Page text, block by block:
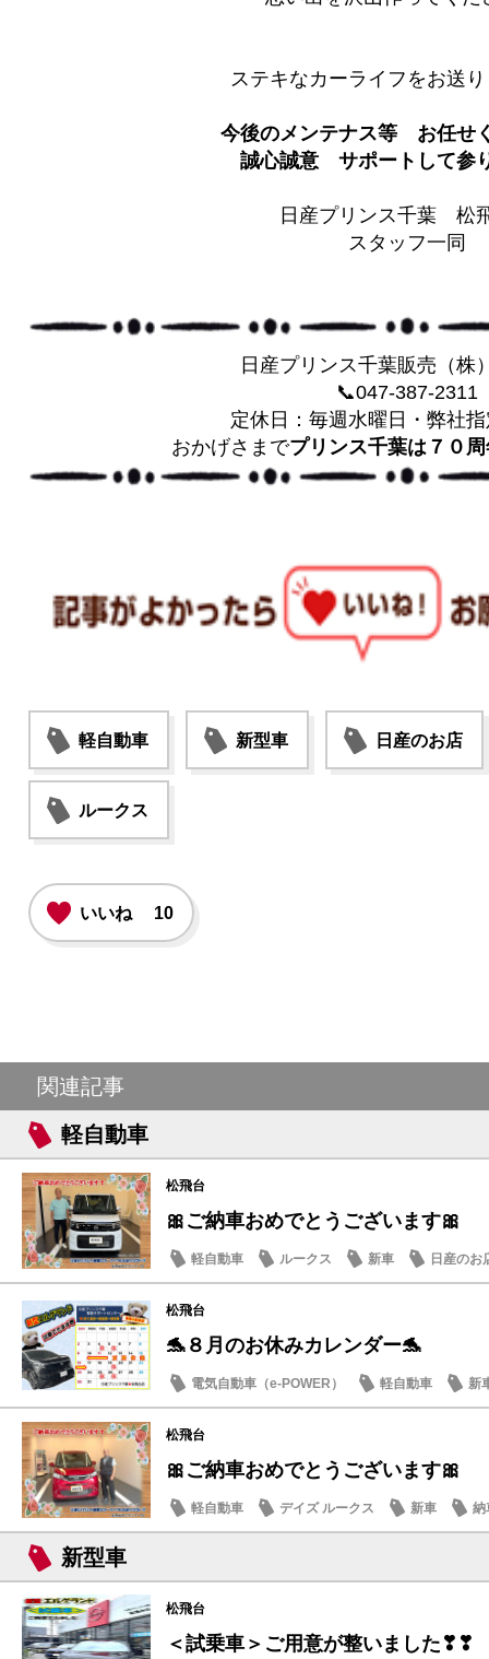
ステキなカーライフをお送
今後のメンテナス等 お任せ
誠心誠意 サポートして参
日産プリンス千葉 松
スタッフ一同
日産プリンス千葉販売（株
📞047-387-2311
定休日：毎週水曜日・弊社
おかげさまでプリンス千葉は７０
軽自動車 新型車 日産のお店
ルークス
いいね 10
関連記事
軽自動車
松飛台
🎀ご納車おめでとうございます🎀
軽自動車 ルークス 新車 日産のお
松飛台
🐬８月のお休みカレンダー🐬
電気自動車（e-POWER） 軽自動車
新
日産のお店
松飛台
🎀ご納車おめでとうございます🎀
軽自動車 デイズ ルークス 新車 納
新型車
松飛台
＜試乗車＞ご用意が整いました❣❣